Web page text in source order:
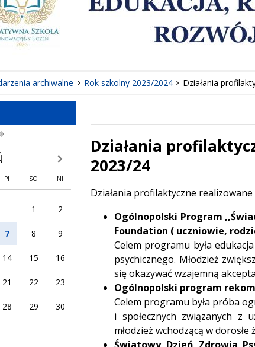
archiwalne Rok szkolny 2023/2024 Działania
rok
następny miesiąc
PI SO NI
1 2
7 8 9
14 15 16
21 22 23
28 29 30
Działania
2023/24
Treść
Działania profilaktyczne
Ogólnopolski Program
Foundation ( uczniowie,
Celem programu była
psychicznego. Młodzież
się okazywać wzajemną
Ogólnopolski program
Celem programu była próba
i społecznych związanych z
młodzież wchodzącą w dorosłe
Światowy Dzień Zdrowia